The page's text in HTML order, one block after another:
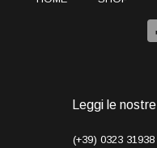
Leggi le
(+39) 0323 31938